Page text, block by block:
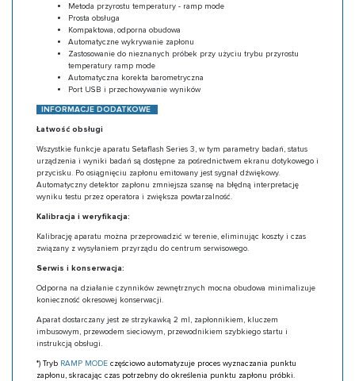
Metoda przyrostu temperatury - ramp mode
Prosta obsługa
Kompaktowa, odporna obudowa
Automatyczne wykrywanie zapłonu
Zastosowanie do nieznanych próbek przy użyciu trybu przyrostu
temperatury ramp mode
Automatyczna korekta barometryczna
Port USB i przechowywanie wyników
INFORMACJE DODATKOWE
Łatwość obsługi
Wszystkie funkcje aparatu Setaflash Series 3, w tym parametry badań, status
urządzenia i wyniki badań są dostępne za pośrednictwem ekranu dotykowego i
przycisku. Po osiągnięciu zapłonu emitowany jest sygnał dźwiękowy.
Automatyczny detektor zapłonu zmniejsza szansę na błędną interpretację
wyniku testu przez operatora i zwiększa powtarzalność.
Kalibracja i weryfikacja:
Kalibrację aparatu można przeprowadzić w terenie, eliminując koszty i czas
związany z wysyłaniem przyrządu do centrum serwisowego.
Serwis i konserwacja:
Odporna na działanie czynników zewnętrznych mocna obudowa minimalizuje
konieczność okresowej konserwacji.
Aparat dostarczany jest ze strzykawką 2 ml, zapłonnikiem, kluczem
imbusowym, przewodem sieciowym, przewodnikiem szybkiego startu i
instrukcją obsługi.
*) Tryb RAMP MODE częściowo automatyzuje proces wyznaczania punktu
zapłonu, skracając czas potrzebny do określenia punktu zapłonu próbki.